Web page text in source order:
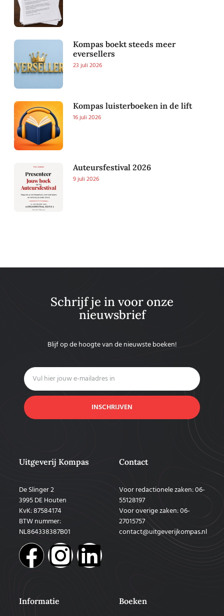
Kompas boekt steeds meer
eversellers
23 juli 2026
Kompas luisterboeken in de lift
16 juli 2026
Auteursfestival 2026
9 juli 2026
Schrijf je in voor onze
nieuwsbrief
Blijf op de hoogte van de nieuwste boeken!
INSCHRIJVEN
Uitgeverij Kompas
De Slinger 2
3995 DE Houten
KvK: 87584174
BTW nummer:
NL864338387B01
Contact
Voor redactionele zaken: 06-
55128197
Voor overige zaken: 06-
27015757
contact@uitgeverijkompas.nl
Informatie Boeken